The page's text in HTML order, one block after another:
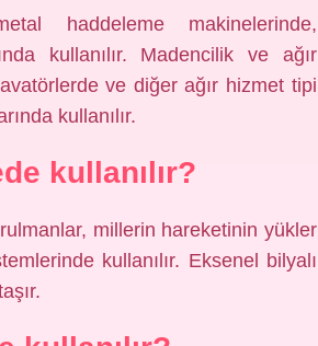
haddeleme makinelerinde,
kullanılır. Madencilik ve ağır
ve diğer ağır hizmet tipi
kullanılır.
kullanılır?
millerin hareketinin yükler
kullanılır. Eksenel bilyalı